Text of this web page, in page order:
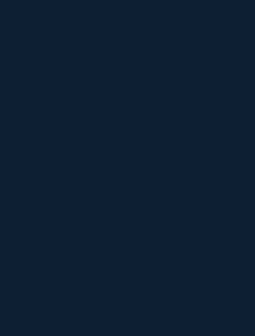
öffnen